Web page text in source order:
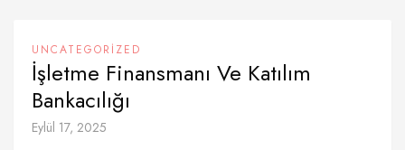
UNCATEGORIZED
İşletme Finansmanı Ve Katılım
Bankacılığı
Eylül 17, 2025